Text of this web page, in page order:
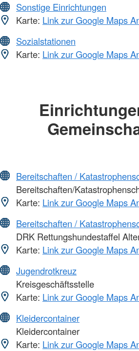
Sonstige Einrichtungen
Karte: Link zur Google Maps
Sozialstationen
Karte: Link zur Google Maps
Bereitschaften /
Bereitschaften/
Karte: Link zur Google Maps
Bereitschaften /
DRK Rettungshundestaffel
Karte: Link zur Google Maps
Jugendrotkreuz
Kreisgeschäftsstelle
Karte: Link zur Google Maps
Kleidercontainer
Kleidercontainer
Karte: Link zur Google Maps